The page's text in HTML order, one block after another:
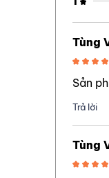
Tùng
Sản
Trả lời
Tùng